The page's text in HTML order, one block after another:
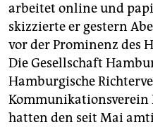
abo
genossenschaft
epaper login
arbeitet online und
skizzierte er gestern
vor der Prominenz des
Die Gesellschaft
Hamburgische
Kommunikationsverein
hatten den seit Mai